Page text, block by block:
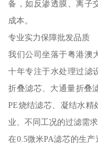
备，如反渗透膜、离子
成本。
专业实力保障批发品质
我们公司坐落于粤港澳
十年专注于水处理过滤
折叠滤芯、大通量折叠
PE烧结滤芯、凝结水精
业、不同工况的过滤需求
在0.5微米PA滤芯的生